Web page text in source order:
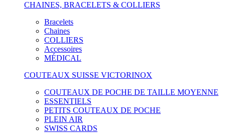
CHAINES, BRACELETS & COLLIERS
Bracelets
Chaines
COLLIERS
Accessoires
MÉDICAL
COUTEAUX SUISSE VICTORINOX
COUTEAUX DE POCHE DE TAILLE MOYENNE
ESSENTIELS
PETITS COUTEAUX DE POCHE
PLEIN AIR
SWISS CARDS